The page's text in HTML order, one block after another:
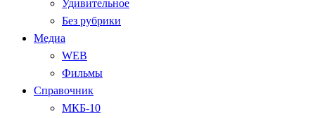
Удивительное
Без рубрики
Медиа
WEB
Фильмы
Справочник
МКБ-10